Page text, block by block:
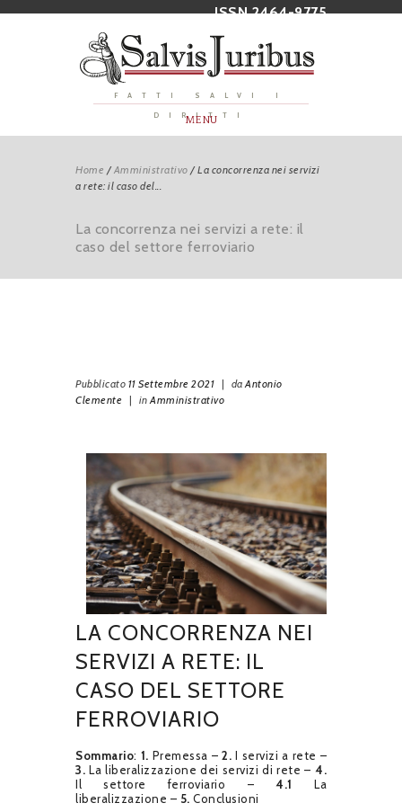
ISSN 2464-9775
FATTI SALVI I
DIRITTI
MENU
Home /Amministrativo /La concorrenza nei servizi
a rete: il caso del...
La concorrenza nei servizi a rete: il
caso del settore ferroviario
Pubblicato 11 Settembre 2021 | daAntonio
Clemente | inAmministrativo
LA CONCORRENZA NEI
SERVIZI A RETE: IL
CASO DEL SETTORE
FERROVIARIO
Sommario: 1. Premessa – 2. I servizi a rete –
3. La liberalizzazione dei servizi di rete – 4.
Il settore ferroviario –4.1
La
liberalizzazione – 5. Conclusioni